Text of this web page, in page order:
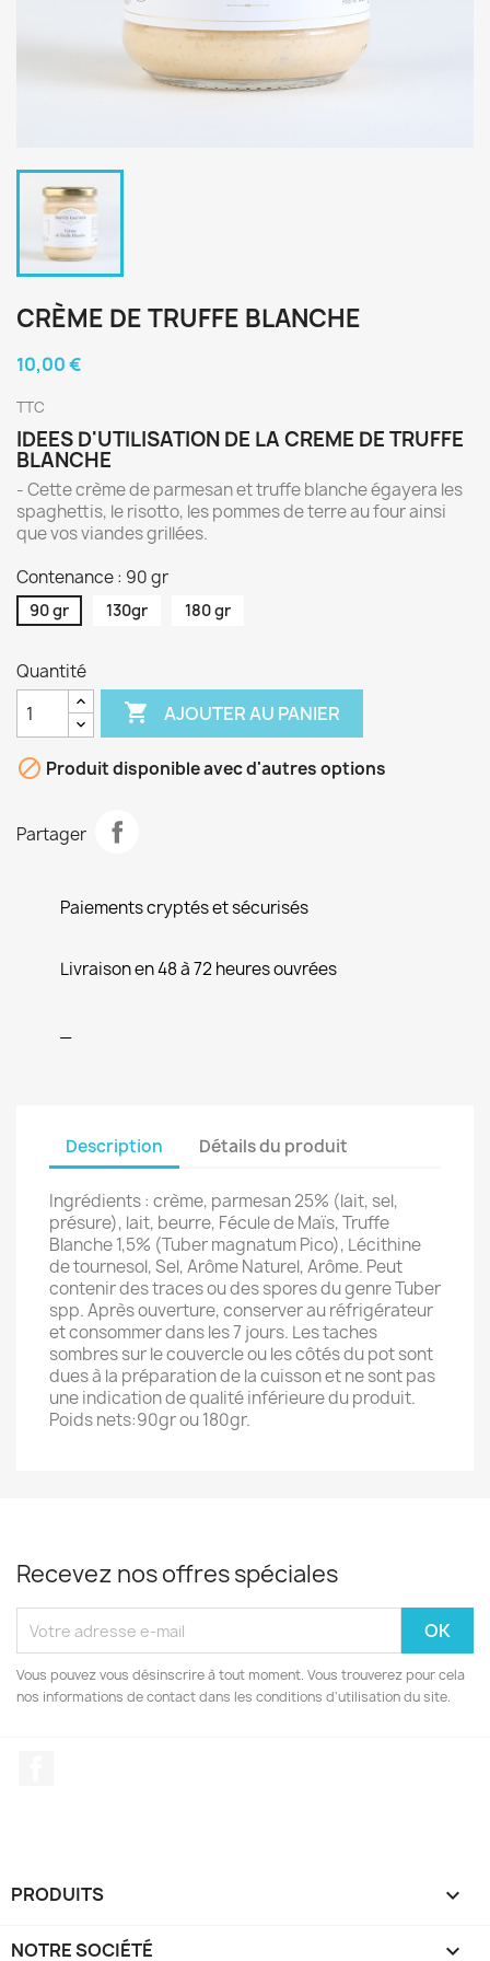
CRÈME DE TRUFFE BLANCHE
10,00 €
TTC
IDEES D'UTILISATION DE LA CREME DE TRUFFE
BLANCHE
- Cette crème de parmesan et truffe blanche égayera les
spaghettis, le risotto, les pommes de terre au four ainsi
que vos viandes grillées.
Contenance : 90 gr
90 gr 130gr 180 gr
Quantité
 AJOUTER AU PANIER
 Produit disponible avec d'autres options
Partager
Paiements cryptés et sécurisés
Livraison en 48 à 72 heures ouvrées
Description Détails du produit
Ingrédients : crème, parmesan 25% (lait, sel,
présure), lait, beurre, Fécule de Maïs, Truffe
Blanche 1,5% (Tuber magnatum Pico), Lécithine
de tournesol, Sel, Arôme Naturel, Arôme. Peut
contenir des traces ou des spores du genre Tuber
spp. Après ouverture, conserver au réfrigérateur
et consommer dans les 7 jours. Les taches
sombres sur le couvercle ou les côtés du pot sont
dues à la préparation de la cuisson et ne sont pas
une indication de qualité inférieure du produit.
Poids nets:90gr ou 180gr.
Recevez nos offres spéciales
Vous pouvez vous désinscrire à tout moment. Vous trouverez pour cela
nos informations de contact dans les conditions d'utilisation du site.
PRODUITS 
NOTRE SOCIÉTÉ 